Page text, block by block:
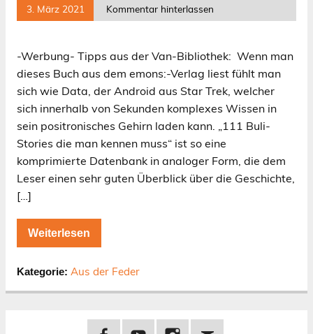
3. März 2021 Kommentar hinterlassen
-Werbung- Tipps aus der Van-Bibliothek: Wenn man
dieses Buch aus dem emons:-Verlag liest fühlt man
sich wie Data, der Android aus Star Trek, welcher
sich innerhalb von Sekunden komplexes Wissen in
sein positronisches Gehirn laden kann. „111 Buli-
Stories die man kennen muss“ ist so eine
komprimierte Datenbank in analoger Form, die dem
Leser einen sehr guten Überblick über die Geschichte,
[…]
Weiterlesen
Kategorie: Aus der Feder